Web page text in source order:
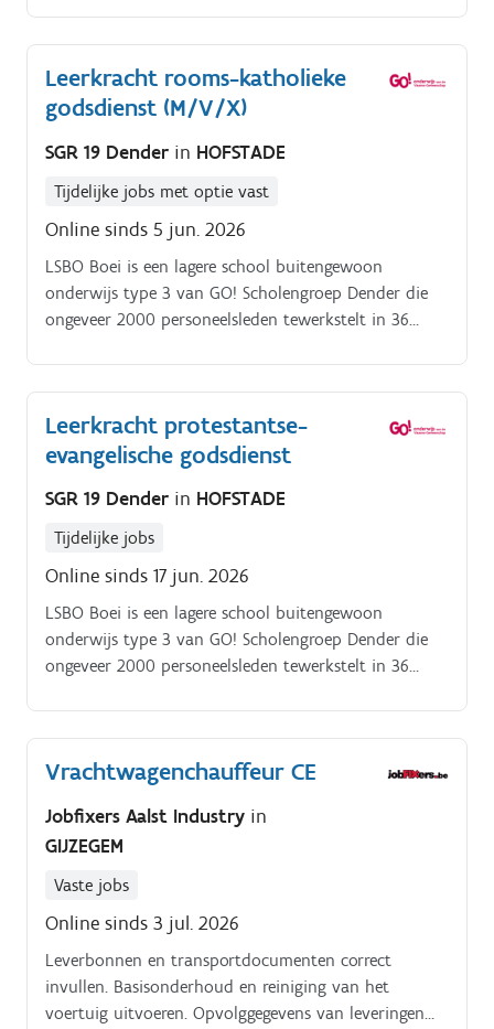
Leerkracht rooms-katholieke
godsdienst (M/V/X)
SGR 19 Dender in HOFSTADE
Tijdelijke jobs met optie vast
Online sinds 5 jun. 2026
LSBO Boei is een lagere school buitengewoon
onderwijs type 3 van GO! Scholengroep Dender die
ongeveer 2000 personeelsleden tewerkstelt in 36
Denderleeuw, Ninove, Liedekerke en Oudenaarde.
Leerkracht protestantse-
evangelische godsdienst
SGR 19 Dender in HOFSTADE
Tijdelijke jobs
Online sinds 17 jun. 2026
LSBO Boei is een lagere school buitengewoon
onderwijs type 3 van GO! Scholengroep Dender die
ongeveer 2000 personeelsleden tewerkstelt in 36
Vrachtwagenchauffeur CE
Jobfixers Aalst Industry in
GIJZEGEM
Vaste jobs
Online sinds 3 jul. 2026
Leverbonnen en transportdocumenten correct
invullen. Basisonderhoud en reiniging van het
voertuig uitvoeren. Opvolggegevens van leveringen